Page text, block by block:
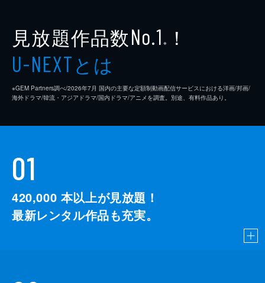
見放題作品数No.1 ※ ！
U-NEXTとは
※GEM Partners調べ/2026年7⽉ 国内の主要な定額制動画配信サービスにおける洋画/邦画/
海外ドラマ/韓流・アジアドラマ/国内ドラマ/アニメを調査。別途、有料作品あり。
01
420,000 本以上が見放題！
最新レンタル作品も充実。